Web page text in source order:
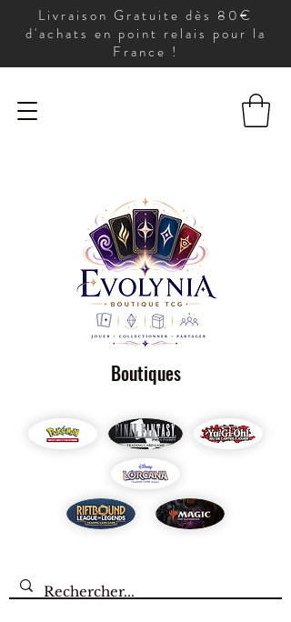
Livraison Gratuite dès 80€
d'achats en point relais pour la
France !
Boutiques